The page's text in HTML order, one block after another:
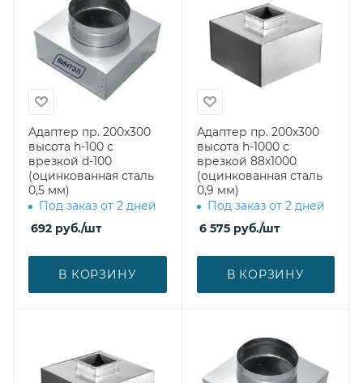
Адаптер пр. 200х300
высота h-100 с
врезкой d-100
(оцинкованная сталь
0,5 мм)
Под заказ от 2 дней
692 руб./шт
В КОРЗИНУ
Адаптер пр. 200х300
высота h-1000 с
врезкой 88х1000
(оцинкованная сталь
0,9 мм)
Под заказ от 2 дней
6 575руб./шт
В КОРЗИНУ